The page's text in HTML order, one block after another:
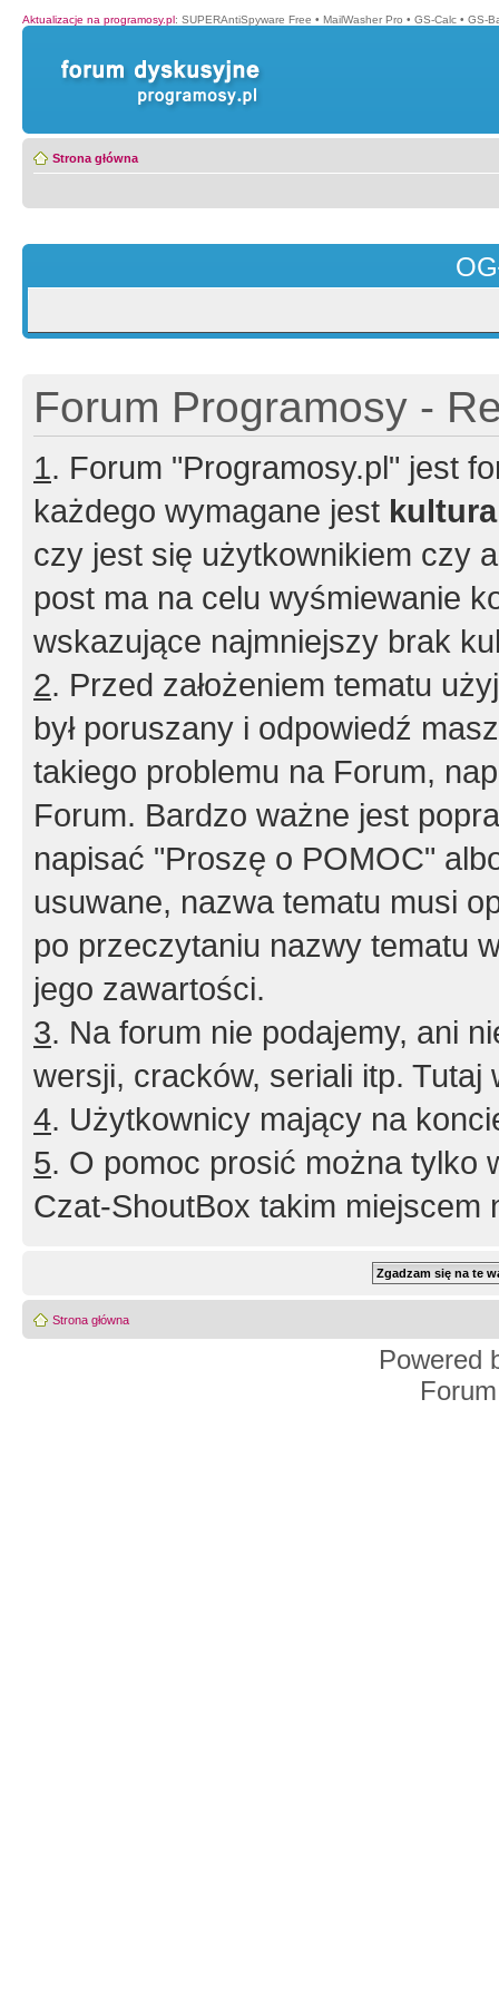
Aktualizacje na programosy.pl: SUPERAntiSpyware Free • MailWasher Pro • GS-Calc • GS-
Strona główna
Forum Programosy -
1. Forum "Programosy.pl" jest
każdego wymagane jest
czy jest się użytkownikiem czy
post ma na celu wyśmiewanie
wskazujące najmniejszy brak
2. Przed założeniem tematu
był poruszany i odpowiedź
takiego problemu na Forum,
Forum. Bardzo ważne jest
napisać "Proszę o POMOC"
usuwane, nazwa tematu musi
po przeczytaniu nazwy tematu
jego zawartości.
3. Na forum nie podajemy, ani
wersji, cracków, seriali itp. Tutaj
4. Użytkownicy mający na
5. O pomoc prosić można tylko
Czat-ShoutBox takim miejscem
Strona główna
Powered